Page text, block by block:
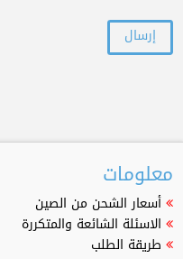
معلومات
أسعار الشحن من الصين
الاسئلة الشائعة والمتكررة
طريقة الطلب